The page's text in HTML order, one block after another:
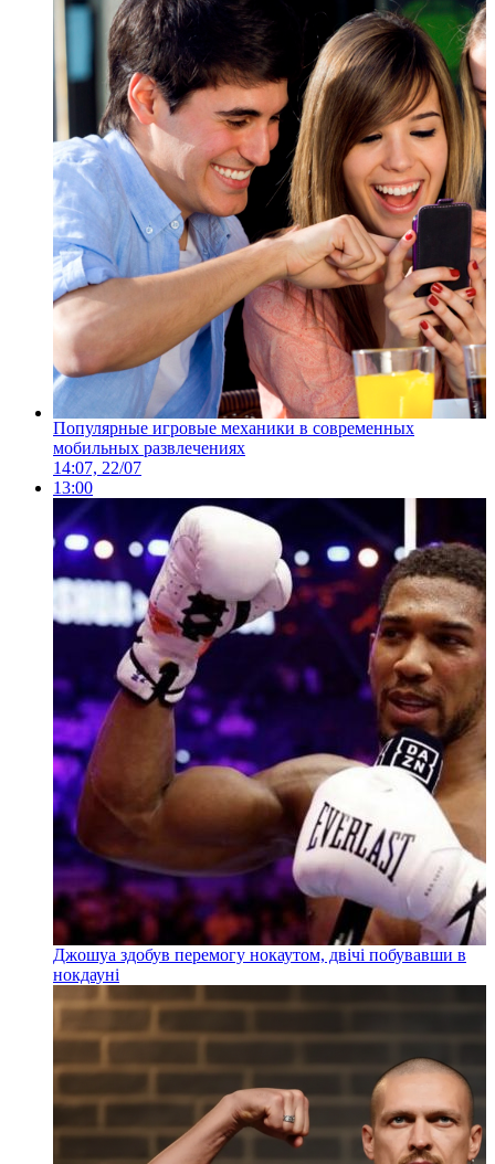
Популярные игровые механики в современных
мобильных развлечениях
14:07, 22/07
13:00
Джошуа здобув перемогу нокаутом, двічі побувавши в
нокдауні